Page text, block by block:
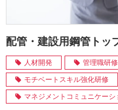
配管・建設用鋼管トッ
人材開発 管理職研修
モチベートスキル強化研修
マネジメントコミュニケーシ